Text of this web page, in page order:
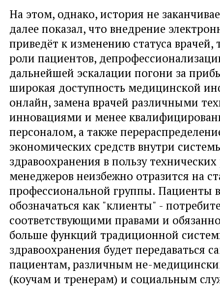
На этом, однако, история не
далее показал, что внедрение
приведёт к изменению статуса
роли пациентов,
дальнейшей эскалaции погони за
широкая доступность медицинской
онлайн, замена врачей различными
инновациями и менее
персоналом, а также
экономических средств внутри
здравоохранения в пользу
менеджеров неизбежно отразится на
профессиональной группы. Пациенты
обозначаться как "клиенты" -
соответствующими правами и
больше функций традиционной
здравоохранения будет передаваться
пациентам, различным не-
(коучам и тренeрам) и социальным